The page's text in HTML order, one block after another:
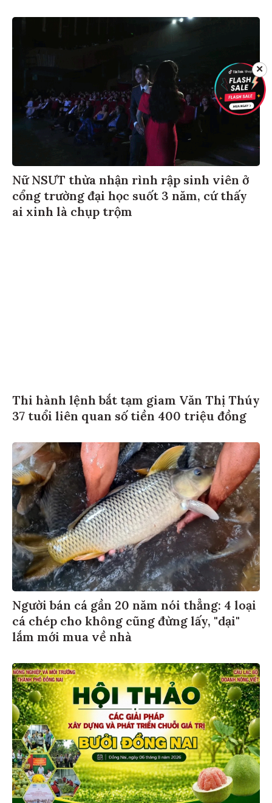
Nữ NSƯT thừa nhận rình rập sinh viên ở
cổng trường đại học suốt 3 năm, cứ thấy
ai xinh là chụp trộm
Thi hành lệnh bắt tạm giam Văn Thị Thúy
37 tuổi liên quan số tiền 400 triệu đồng
Người bán cá gần 20 năm nói thẳng: 4 loại
cá chép cho không cũng đừng lấy, "dại"
lắm mới mua về nhà
✕